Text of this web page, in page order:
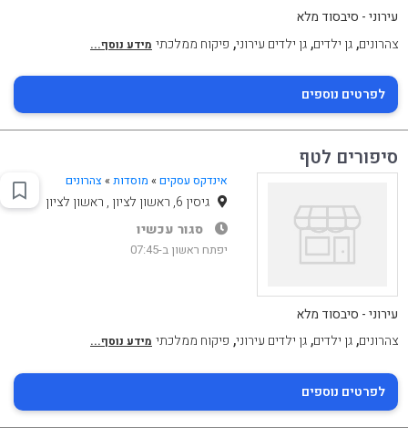
עירוני - סיבסוד מלא
צהרונים,גן ילדים,גן ילדים עירוני, פיקוח ממלכתי מידע נוסף...
לפרטים נוספים
סיפורים לטף
אינדקס עסקים » מוסדות» צהרונים
גיסין 6, ראשון לציון , ראשון לציון
סגור עכשיו
יפתח ראשון ב-07:45
עירוני - סיבסוד מלא
צהרונים,גן ילדים,גן ילדים עירוני, פיקוח ממלכתי מידע נוסף...
לפרטים נוספים